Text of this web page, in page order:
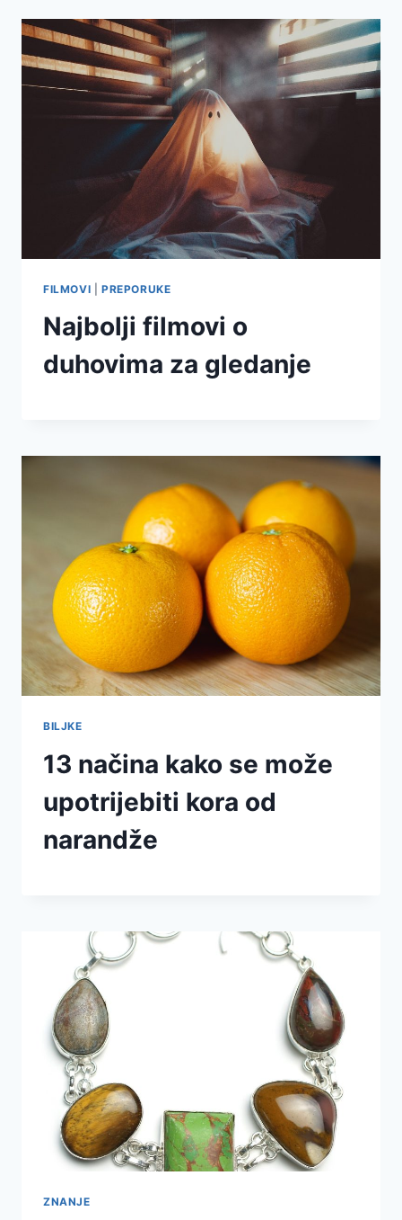
FILMOVI PREPORUKE
Najbolji filmovi o
duhovima za gledanje
BILJKE
13 načina kako se može
upotrijebiti kora od
narandže
ZNANJE